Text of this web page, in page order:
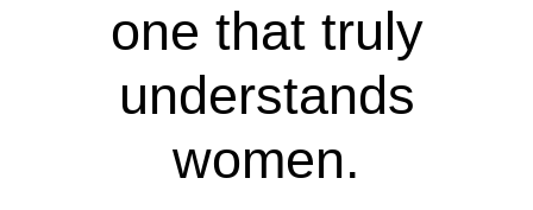
one that truly
understands
women.